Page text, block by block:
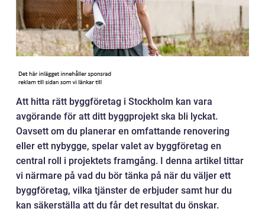
Att hitta rätt byggföretag i Stockholm kan vara
avgörande för att ditt byggprojekt ska bli lyckat.
Oavsett om du planerar en omfattande renovering
eller ett nybygge, spelar valet av byggföretag en
central roll i projektets framgång. I denna artikel tittar
vi närmare på vad du bör tänka på när du väljer ett
byggföretag, vilka tjänster de erbjuder samt hur du
kan säkerställa att du får det resultat du önskar.